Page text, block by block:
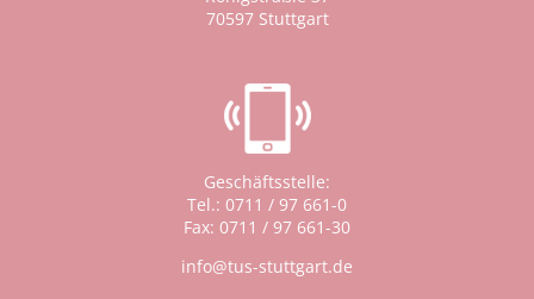
70597 Stuttgart
Geschäftsstelle:
Tel.: 0711 / 97 661-0
Fax: 0711 / 97 661-30
info@tus-stuttgart.de